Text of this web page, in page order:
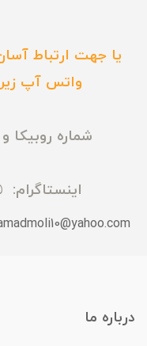
یا جهت ارتباط
واتس آپ زیر
شماره روبیکا و
اینستاگرام:
درباره ما